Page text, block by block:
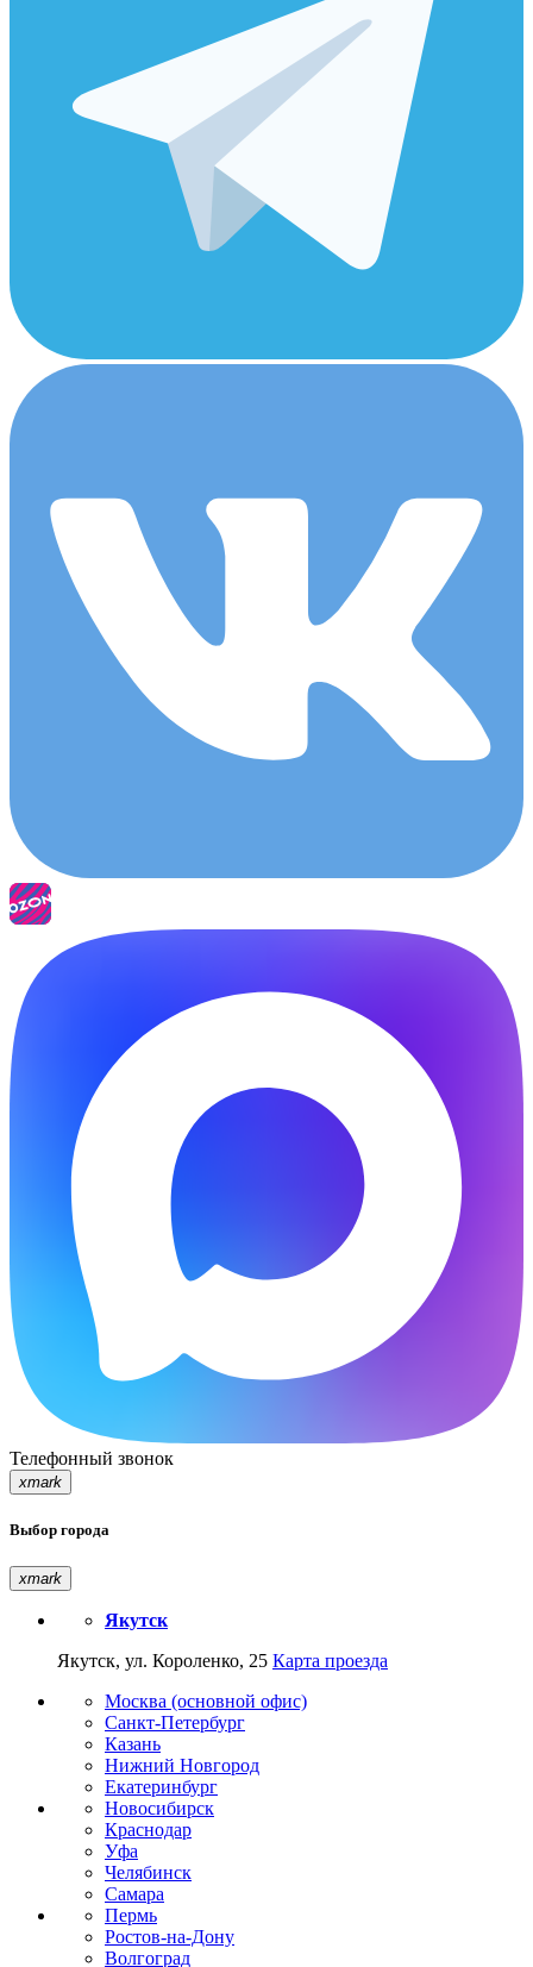
Телефонный звонок
xmark
Выбор города
xmark
Якутск
Якутск, ул. Короленко, 25 Карта проезда
Москва (основной офис)
Санкт-Петербург
Казань
Нижний Новгород
Екатеринбург
Новосибирск
Краснодар
Уфа
Челябинск
Самара
Пермь
Ростов-на-Дону
Волгоград